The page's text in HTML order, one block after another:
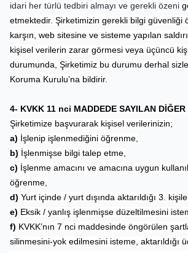
idari her türlü tedbiri almayı ve gerekli özeni
etmektedir. Şirketimizin gerekli bilgi güvenliği
karşın, web sitesine ve sisteme yapılan
kişisel verilerin zarar görmesi veya üçüncü
durumunda, Şirketimiz bu durumu derhal
Koruma Kurulu’na bildirir.
4- KVKK 11 nci MADDEDE SAYILAN
Şirketimize başvurarak kişisel verilerinizin;
a) İşlenip işlenmediğini öğrenme,
b) İşlenmişse bilgi talep etme,
c) İşlenme amacını ve amacına uygun
öğrenme,
d) Yurt içinde / yurt dışında aktarıldığı 3.
e) Eksik / yanlış işlenmişse düzeltilmesini
f) KVKK’nın 7 nci maddesinde öngörülen
silinmesini-yok edilmesini isteme, aktarıldığı